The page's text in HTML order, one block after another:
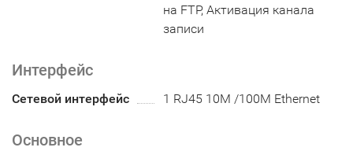
на FTP, Активация канала
записи
Интерфейс
Сетевой интерфейс 1 RJ45 10M /100M Ethernet
Основное